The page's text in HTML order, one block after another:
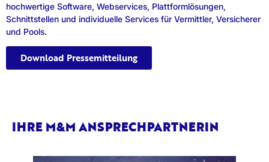
hochwertige Software, Webservices, Plattformlösungen,
Schnittstellen und individuelle Services für Vermittler, Versicherer
und Pools.
Download Pressemitteilung
IHRE M&M ANSPRECHPARTNERIN